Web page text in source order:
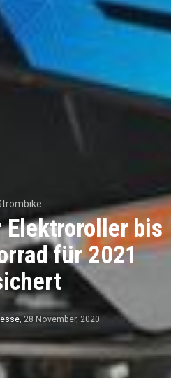
Elektroroller bis
für 2021
, 28 November, 2020